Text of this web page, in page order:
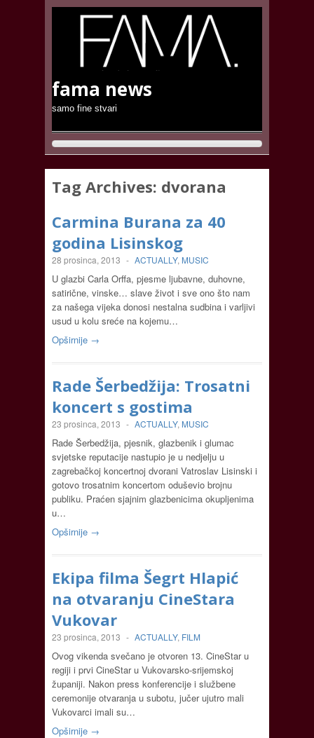
fama news
samo fine stvari
Tag Archives: dvorana
Carmina Burana za 40
godina Lisinskog
28 prosinca, 2013 - ACTUALLY, MUSIC
U glazbi Carla Orffa, pjesme ljubavne, duhovne,
satirične, vinske… slave život i sve ono što nam
za našega vijeka donosi nestalna sudbina i varljivi
usud u kolu sreće na kojemu…
Opširnije →
Rade Šerbedžija: Trosatni
koncert s gostima
23 prosinca, 2013 - ACTUALLY, MUSIC
Rade Šerbedžija, pjesnik, glazbenik i glumac
svjetske reputacije nastupio je u nedjelju u
zagrebačkoj koncertnoj dvorani Vatroslav Lisinski i
gotovo trosatnim koncertom oduševio brojnu
publiku. Praćen sjajnim glazbenicima okupljenima
u…
Opširnije →
Ekipa filma Šegrt Hlapić
na otvaranju CineStara
Vukovar
23 prosinca, 2013 - ACTUALLY, FILM
Ovog vikenda svečano je otvoren 13. CineStar u
regiji i prvi CineStar u Vukovarsko-srijemskoj
županiji. Nakon press konferencije i službene
ceremonije otvaranja u subotu, jučer ujutro mali
Vukovarci imali su…
Opširnije →